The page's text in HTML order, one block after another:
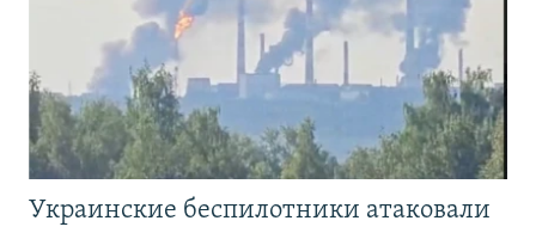
Украинские беспилотники атаковали